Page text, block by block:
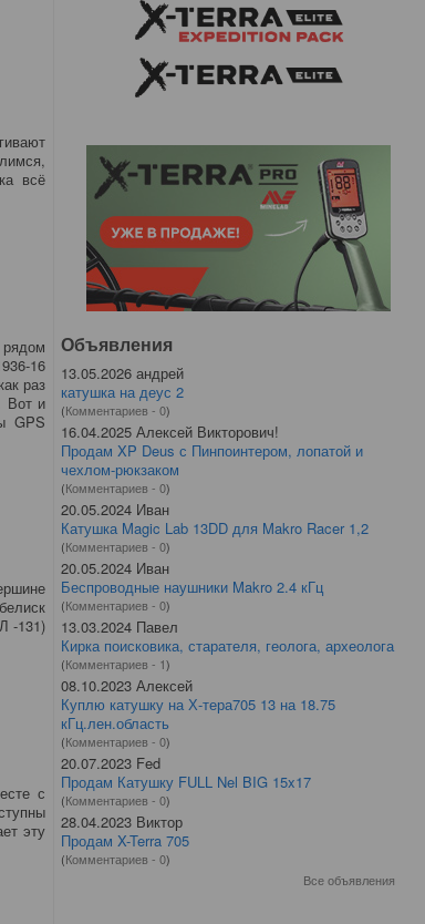
всё
16
раз
Вот и
GPS
-131)
с
эту
Объявления
13.05.2026 андрей
катушка на деус 2
(Комментариев - 0)
16.04.2025 Алексей Викторович!
Продам XP Deus с Пинпоинтером, лопатой и
чехлом-рюкзаком
(Комментариев - 0)
20.05.2024 Иван
Катушка Magic Lab 13DD для Makro Racer 1,2
(Комментариев - 0)
20.05.2024 Иван
Беспроводные наушники Makro 2.4 кГц
(Комментариев - 0)
13.03.2024 Павел
Кирка поисковика, старателя, геолога, археолога
(Комментариев - 1)
08.10.2023 Алексей
Куплю катушку на Х-тера705 13 на 18.75
кГц.лен.область
(Комментариев - 0)
20.07.2023 Fed
Продам Катушку FULL Nel BIG 15x17
(Комментариев - 0)
28.04.2023 Виктор
Продам X-Terra 705
(Комментариев - 0)
Все объявления